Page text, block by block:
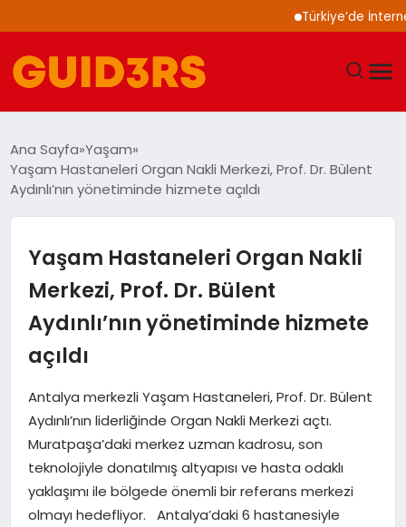
Türkiye’de İnternet
YAŞAM
SAĞLIK
EKONOMI
MAGAZIN
EĞITIM
Ana Sayfa Yaşam
Yaşam Hastaneleri Organ Nakli Merkezi, Prof. Dr. Bülent
Aydınlı’nın yönetiminde hizmete açıldı
Yaşam Hastaneleri Organ Nakli
Merkezi, Prof. Dr. Bülent
Aydınlı’nın yönetiminde hizmete
açıldı
Antalya merkezli Yaşam Hastaneleri, Prof. Dr. Bülent
Aydınlı’nın liderliğinde Organ Nakli Merkezi açtı.
Muratpaşa’daki merkez uzman kadrosu, son
teknolojiyle donatılmış altyapısı ve hasta odaklı
yaklaşımı ile bölgede önemli bir referans merkezi
olmayı hedefliyor. Antalya’daki 6 hastanesiyle